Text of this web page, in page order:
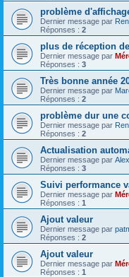
problème
Dernier message par
Réponses : 2
plus de réception
Dernier message par
Réponses : 3
Très bonne année
Dernier message par
Réponses : 2
problème dur une
Dernier message par
Réponses : 2
Actualisation
Dernier message par
Réponses : 3
Suivi performance
Dernier message par
Réponses : 1
Ajout valeur
Dernier message par
Réponses : 2
Ajout valeur
Dernier message par
Réponses : 1